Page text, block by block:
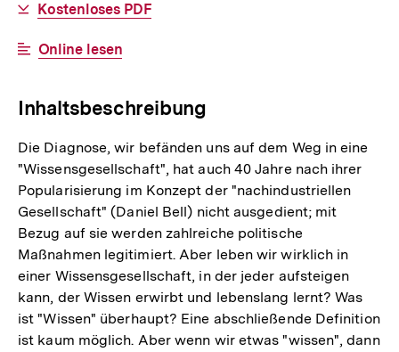
Download-
Kostenloses PDF
Interner
Online lesen
Inhaltsbeschreibung
Die Diagnose, wir befänden uns auf dem Weg in eine
"Wissensgesellschaft", hat auch 40 Jahre nach ihrer
Popularisierung im Konzept der "nachindustriellen
Gesellschaft" (Daniel Bell) nicht ausgedient; mit
Bezug auf sie werden zahlreiche politische
Maßnahmen legitimiert. Aber leben wir wirklich in
einer Wissensgesellschaft, in der jeder aufsteigen
kann, der Wissen erwirbt und lebenslang lernt? Was
ist "Wissen" überhaupt? Eine abschließende Definition
ist kaum möglich. Aber wenn wir etwas "wissen", dann